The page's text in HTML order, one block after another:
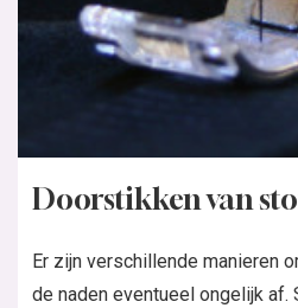
Doorstikken van
Er zijn verschillende manieren
de naden eventueel ongelijk af.